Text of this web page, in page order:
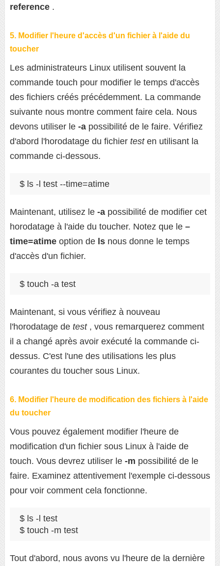
reference .
5. Modifier l'heure d'accès d'un fichier à l'aide du
toucher
Les administrateurs Linux utilisent souvent la
commande touch pour modifier le temps d'accès
des fichiers créés précédemment. La commande
suivante nous montre comment faire cela. Nous
devons utiliser le -a possibilité de le faire. Vérifiez
d'abord l'horodatage du fichier testen utilisant la
commande ci-dessous.
$ ls -l test --time=atime
Maintenant, utilisez le -a possibilité de modifier cet
horodatage à l'aide du toucher. Notez que le –
time=atime option de ls nous donne le temps
d'accès d'un fichier.
$ touch -a test
Maintenant, si vous vérifiez à nouveau
l'horodatage de test, vous remarquerez comment
il a changé après avoir exécuté la commande ci-
dessus. C'est l'une des utilisations les plus
courantes du toucher sous Linux.
6. Modifier l'heure de modification des fichiers à l'aide
du toucher
Vous pouvez également modifier l'heure de
modification d'un fichier sous Linux à l'aide de
touch. Vous devrez utiliser le -m possibilité de le
faire. Examinez attentivement l'exemple ci-dessous
pour voir comment cela fonctionne.
$ ls -l test
$ touch -m test
Tout d'abord, nous avons vu l'heure de la dernière